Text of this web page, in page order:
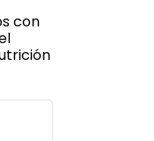
con